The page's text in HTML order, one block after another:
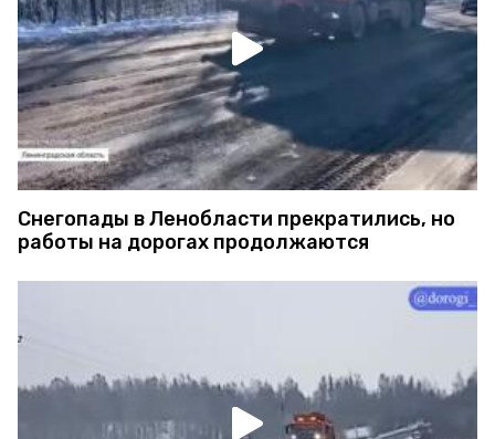
Снегопады в Ленобласти прекратились, но
работы на дорогах продолжаются